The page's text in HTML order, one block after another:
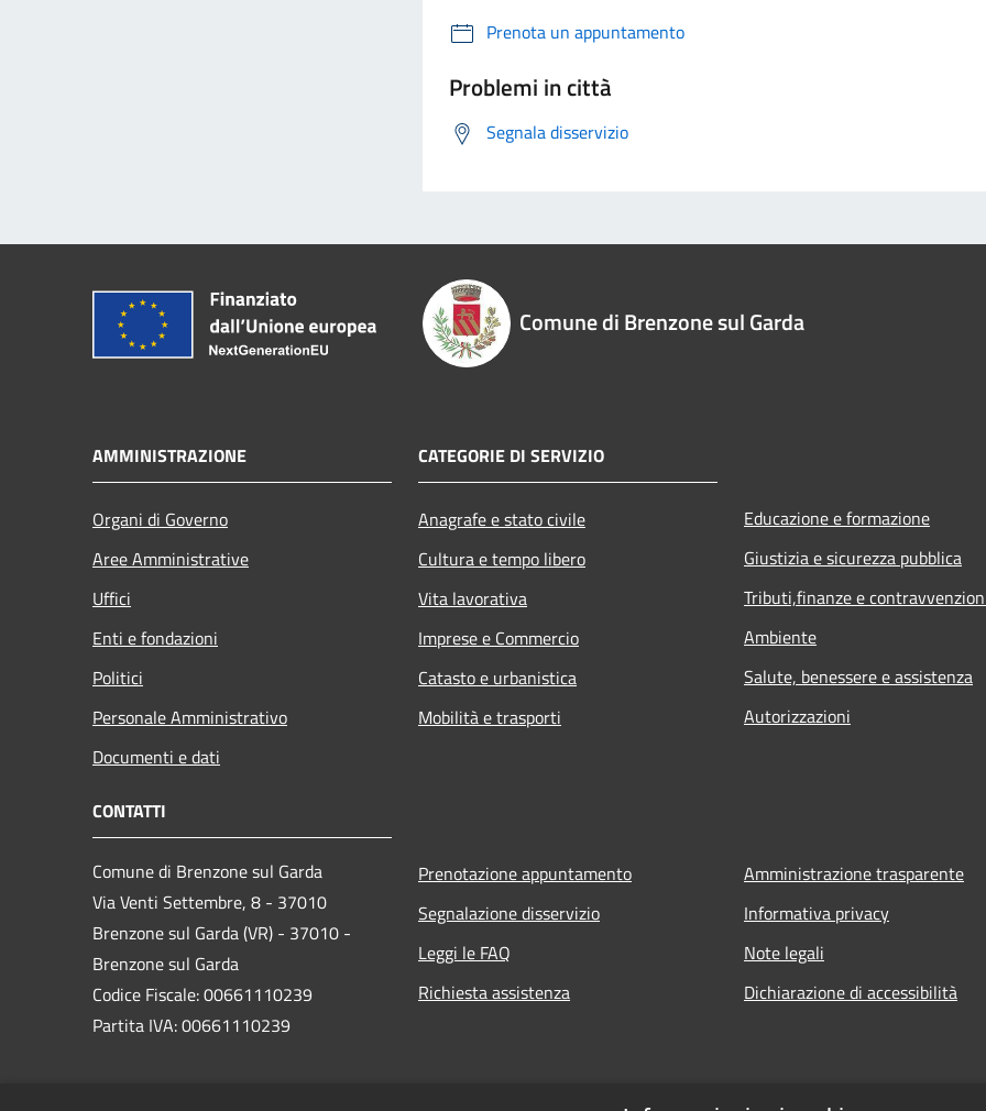
Prenota un appuntamento
Problemi in città
Segnala disservizio
Comune di Brenzone sul Garda
AMMINISTRAZIONE
Organi di Governo
Aree Amministrative
Uffici
Enti e fondazioni
Politici
Personale Amministrativo
Documenti e dati
CATEGORIE DI SERVIZIO
Anagrafe e stato civile
Cultura e tempo libero
Vita lavorativa
Imprese e Commercio
Catasto e urbanistica
Mobilità e trasporti
Educazione e formazione
Giustizia e sicurezza pubblica
Tributi,finanze e
Ambiente
Salute, benessere e assistenza
Autorizzazioni
CONTATTI
Comune di Brenzone sul Garda
Via Venti Settembre, 8 - 37010
Brenzone sul Garda (VR) - 37010 -
Brenzone sul Garda
Codice Fiscale: 00661110239
Partita IVA: 00661110239
Prenotazione appuntamento
Segnalazione disservizio
Leggi le FAQ
Richiesta assistenza
Amministrazione trasparente
Informativa privacy
Note legali
Dichiarazione di accessibilità